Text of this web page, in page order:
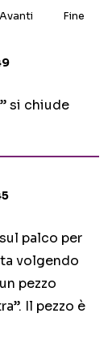
Avanti Fine
si chiude
palco per
volgendo
pezzo
Il pezzo è